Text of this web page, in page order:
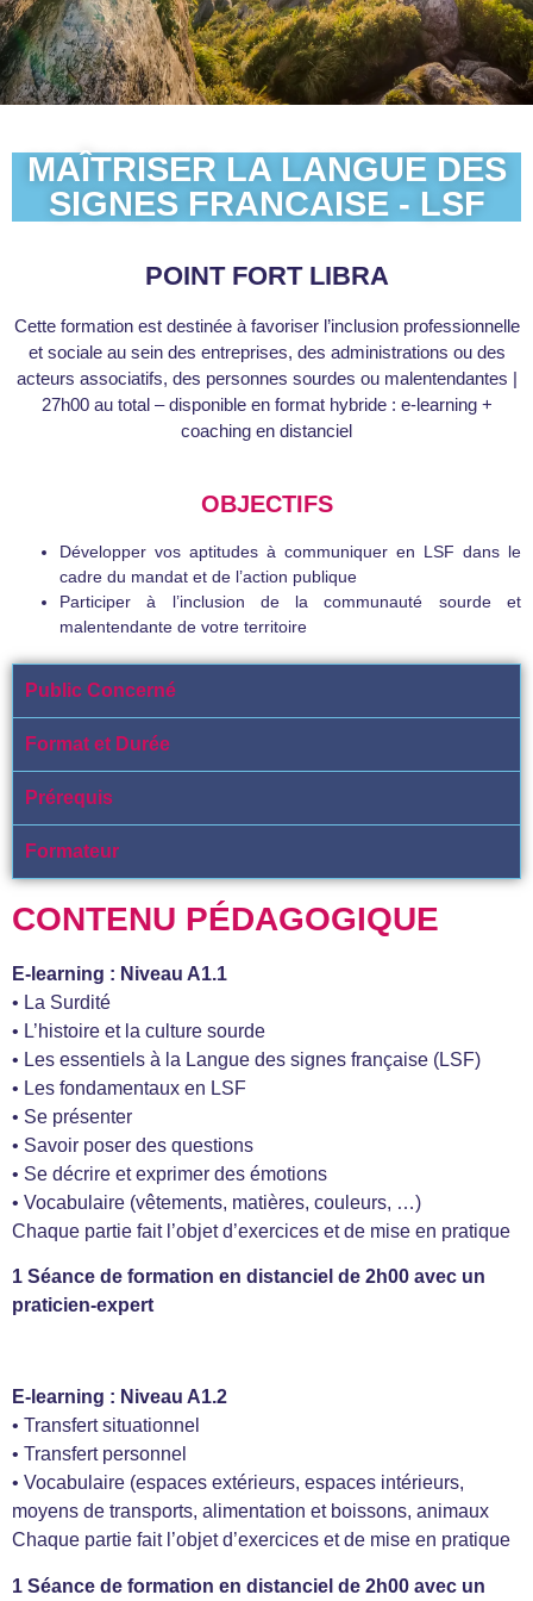
MAÎTRISER LA LANGUE DES
SIGNES FRANCAISE - LSF
POINT FORT LIBRA
Cette formation est destinée à favoriser l’inclusion professionnelle
et sociale au sein des entreprises, des administrations ou des
acteurs associatifs, des personnes sourdes ou malentendantes |
27h00 au total – disponible en format hybride : e-learning +
coaching en distanciel
OBJECTIFS
Développer vos aptitudes à communiquer en LSF dans le
cadre du mandat et de l’action publique
Participer à l’inclusion de la communauté sourde et
malentendante de votre territoire
Public Concerné
Format et Durée
Prérequis
Formateur
CONTENU PÉDAGOGIQUE
E-learning : Niveau A1.1
• La Surdité
• L’histoire et la culture sourde
• Les essentiels à la Langue des signes française (LSF)
• Les fondamentaux en LSF
• Se présenter
• Savoir poser des questions
• Se décrire et exprimer des émotions
• Vocabulaire (vêtements, matières, couleurs, …)
Chaque partie fait l’objet d’exercices et de mise en pratique
1 Séance de formation en distanciel de 2h00 avec un
praticien-expert
E-learning : Niveau A1.2
• Transfert situationnel
• Transfert personnel
• Vocabulaire (espaces extérieurs, espaces intérieurs,
moyens de transports, alimentation et boissons, animaux
Chaque partie fait l’objet d’exercices et de mise en pratique
1 Séance de formation en distanciel de 2h00 avec un